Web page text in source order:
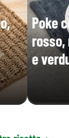
Poke
rosso,
e